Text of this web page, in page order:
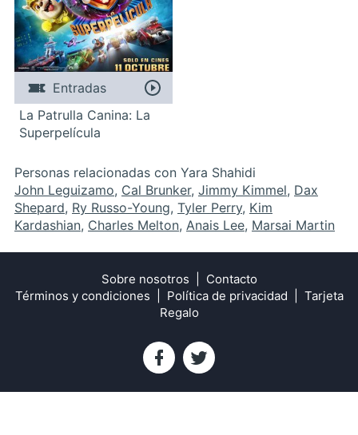
Entradas
La Patrulla Canina: La
Superpelícula
Personas relacionadas con Yara Shahidi
John Leguizamo, Cal Brunker, Jimmy Kimmel, Dax
Shepard, Ry Russo-Young, Tyler Perry, Kim
Kardashian, Charles Melton, Anais Lee, Marsai Martin
Sobre nosotros
Contacto
Términos y condiciones
Política de privacidad
Tarjeta
Regalo